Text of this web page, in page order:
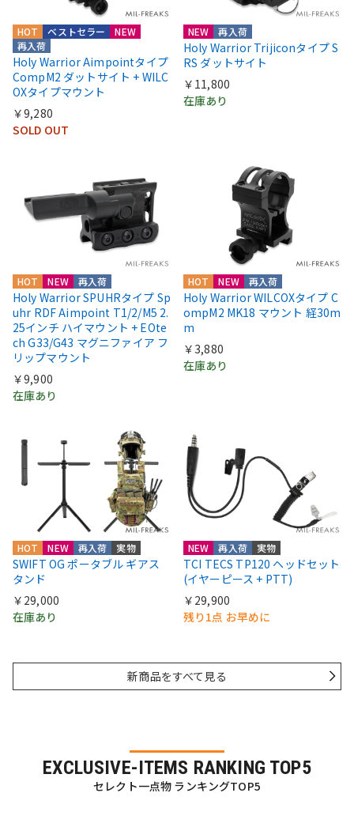
HOT
NEW
再入荷
ベストセラー
Holy Warrior Aimpointタイプ
CompM2 ダットサイト + WILC
OXタイプマウント
￥9,280
SOLD OUT
NEW 再入荷
Holy Warrior Trijiconタイプ S
RS ダットサイト
￥11,800
在庫あり
HOT NEW 再入荷
Holy Warrior SPUHRタイプ Sp
uhr RDF Aimpoint T1/2/M5 2.
25インチ ハイマウント + EOte
ch G33/G43 マグニファイア フ
リップマウント
￥9,900
在庫あり
HOT NEW 再入荷
Holy Warrior WILCOXタイプ C
ompM2 MK18 マウント 経30m
m
￥3,880
在庫あり
HOT NEW 再入荷 実物
SWIFT OG ポータブル ギアス
タンド
￥29,000
在庫あり
NEW 再入荷 実物
TCI TECS TP120 ヘッドセット
(イヤーピース + PTT)
￥29,900
残り1点 お早めに
新商品をすべて見る
EXCLUSIVE-ITEMS RANKING TOP5
セレクト一点物 ランキングTOP5